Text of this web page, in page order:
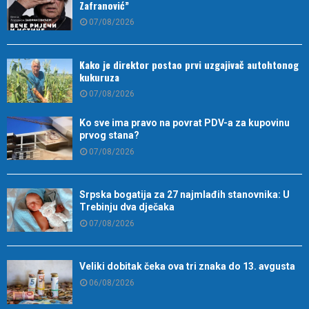
Zafranović”
07/08/2026
Kako je direktor postao prvi uzgajivač autohtonog
kukuruza
07/08/2026
Ko sve ima pravo na povrat PDV-a za kupovinu
prvog stana?
07/08/2026
Srpska bogatija za 27 najmlađih stanovnika: U
Trebinju dva dječaka
07/08/2026
Veliki dobitak čeka ova tri znaka do 13. avgusta
06/08/2026